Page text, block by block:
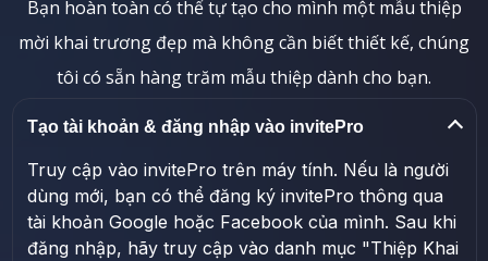
Bạn hoàn toàn có thể tự tạo cho mình một mẫu thiệp
mời khai trương đẹp mà không cần biết thiết kế, chúng
tôi có sẵn hàng trăm mẫu thiệp dành cho bạn.
Tạo tài khoản & đăng nhập vào invitePro
Truy cập vào invitePro trên máy tính. Nếu là người
dùng mới, bạn có thể đăng ký invitePro thông qua
tài khoản Google hoặc Facebook của mình. Sau khi
đăng nhập, hãy truy cập vào danh mục "Thiệp Khai